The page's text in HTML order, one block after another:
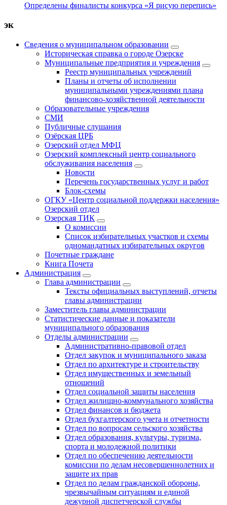
Определены финалисты конкурса «Я рисую перепись»
эк
Сведения о муниципальном образовании
Историческая справка о городе Озерске
Муниципальные предприятия и учреждения
Реестр муниципальных учреждений
Планы и отчеты об исполнении
муниципальными учреждениями плана
финансово-хозяйственной деятельности
Образовательные учреждения
СМИ
Публичные слушания
Озёрская ЦРБ
Озерский отдел МФЦ
Озерский комплексный центр социального
обслуживания населения
Новости
Перечень государственных услуг и работ
Блок-схемы
ОГКУ «Центр социальной поддержки населения»
Озерский отдел
Озерская ТИК
О комиссии
Список избирательных участков и схемы
одномандатных избирательных округов
Почетные граждане
Книга Почета
Администрация
Глава администрации
Тексты официальных выступлений, отчеты
главы администрации
Заместитель главы администрации
Статистические данные и показатели
муниципального образования
Отделы администрации
Административно-правовой отдел
Отдел закупок и муниципального заказа
Отдел по архитектуре и строительству
Отдел имущественных и земельный
отношений
Отдел социальной защиты населения
Отдел жилищно-коммунального хозяйства
Отдел финансов и бюджета
Отдел бухгалтерского учета и отчетности
Отдел по вопросам сельского хозяйства
Отдел образования, культуры, туризма,
спорта и молодежной политики
Отдел по обеспечению деятельности
комиссии по делам несовершеннолетних и
защите их прав
Отдел по делам гражданской обороны,
чрезвычайным ситуациям и единой
дежурной диспетчерской службы